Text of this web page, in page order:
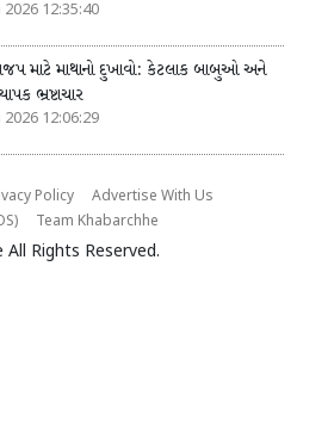
2026 12:35:40
માટે માથાનો દુખાવો: કેટલાક બાબુઓ અને
ભ્રષ્ટાચાર
2026 12:06:29
Policy
Advertise With Us
Team Khabarchhe
All Rights Reserved.